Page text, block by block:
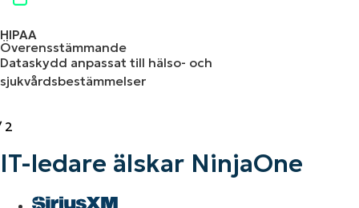
HIPAA
Överensstämmande
Dataskydd anpassat till hälso- och
sjukvårdsbestämmelser
2
IT-ledare älskar NinjaOne